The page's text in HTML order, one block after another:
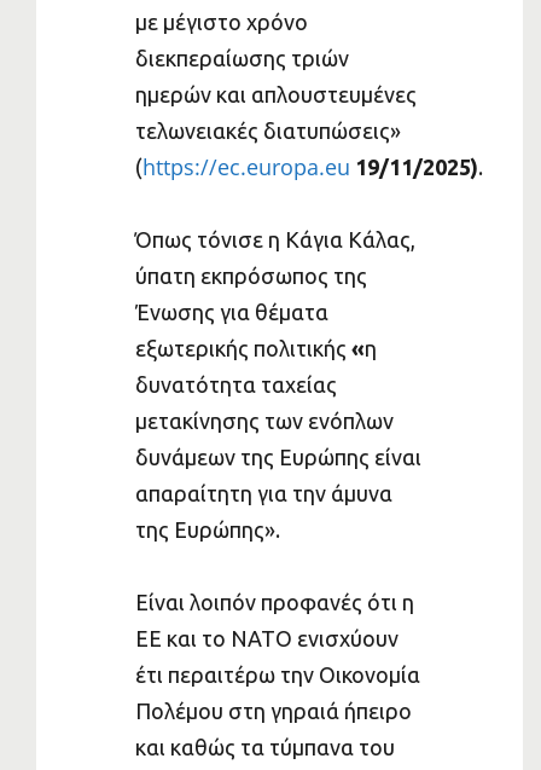
με μέγιστο χρόνο
διεκπεραίωσης τριών
ημερών και απλουστευμένες
τελωνειακές διατυπώσεις»
(https://ec.europa.eu 19/11/2025).
Όπως τόνισε η Κάγια Κάλας,
ύπατη εκπρόσωπος της
Ένωσης για θέματα
εξωτερικής πολιτικής «η
δυνατότητα ταχείας
μετακίνησης των ενόπλων
δυνάμεων της Ευρώπης είναι
απαραίτητη για την άμυνα
της Ευρώπης».
Είναι λοιπόν προφανές ότι η
ΕΕ και το ΝΑΤΟ ενισχύουν
έτι περαιτέρω την Οικονομία
Πολέμου στη γηραιά ήπειρο
και καθώς τα τύμπανα του